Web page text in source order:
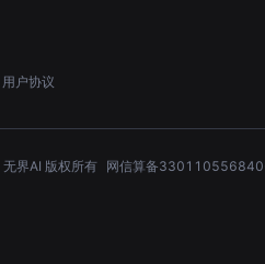
用户协议
无界AI 版权所有 网信算备